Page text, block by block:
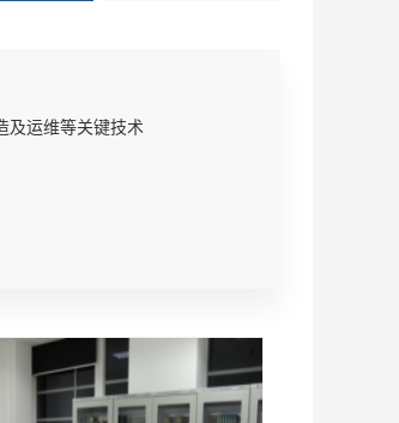
及运维等关键技术